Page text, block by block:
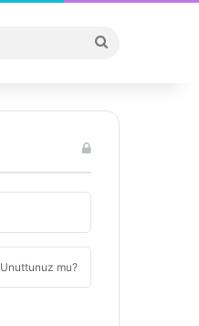
...
Unuttunuz mu?